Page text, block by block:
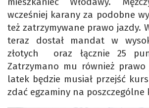
wcześniej karany za podobne
też zatrzymywane prawo jazdy.
teraz dostał mandat w
złotych oraz łącznie 25
Zatrzymano mu również prawo
latek będzie musiał przejść
zdać egzaminy na poszczególne